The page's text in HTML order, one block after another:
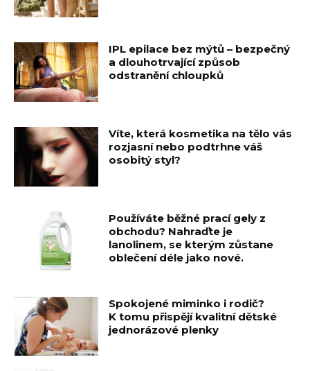
IPL epilace bez mýtů – bezpečný
a dlouhotrvající způsob
odstranění chloupků
Víte, která kosmetika na tělo vás
rozjasní nebo podtrhne váš
osobitý styl?
Používáte běžné prací gely z
obchodu? Nahraďte je
lanolinem, se kterým zůstane
oblečení déle jako nové.
Spokojené miminko i rodič?
K tomu přispějí kvalitní dětské
jednorázové plenky